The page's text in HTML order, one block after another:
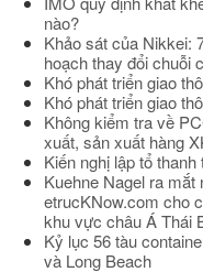
nào?
Khảo sát của Nikkei:
hoạch thay đổi chuỗi
Khó phát triển giao
Khó phát triển giao
Không kiểm tra về
xuất, sản xuất hàng
Kiến nghị lập tổ
Kuehne Nagel ra
etrucKNow.com cho
khu vực châu Á Thái
Kỷ lục 56 tàu
và Long Beach